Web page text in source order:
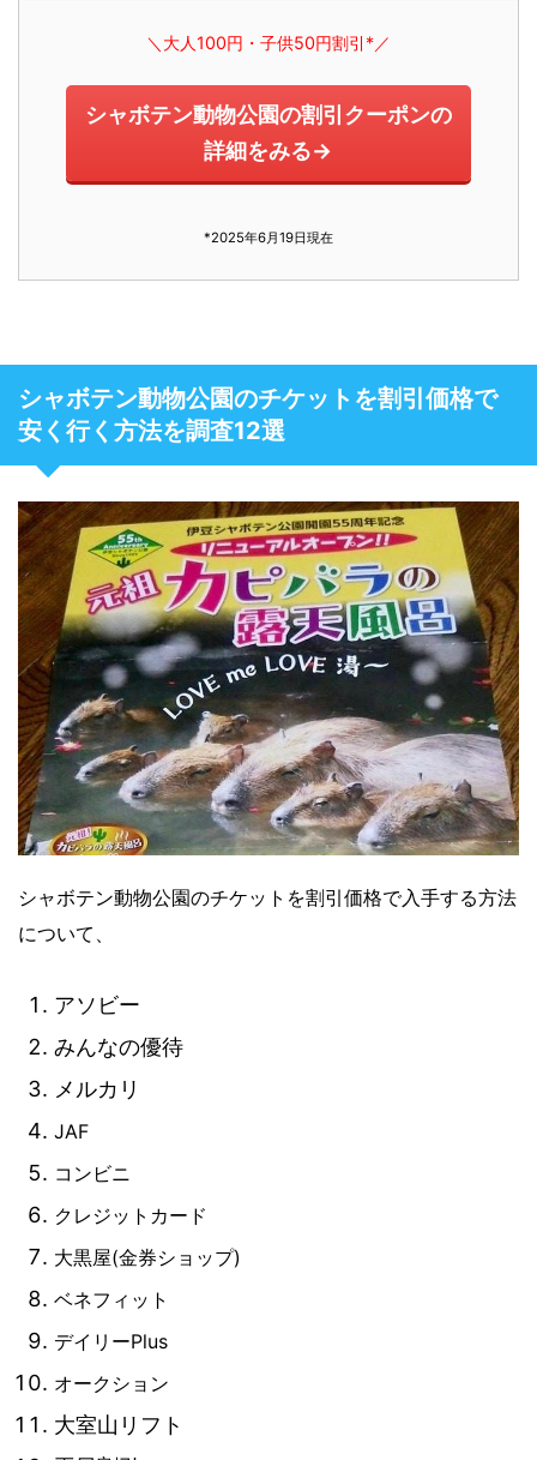
＼大人100円・子供50円割引*／
シャボテン動物公園の割引クーポンの
詳細をみる→
*2025年6月19日現在
シャボテン動物公園のチケットを割引価格で
安く行く方法を調査12選
シャボテン動物公園のチケットを割引価格で入手する方法
について、
アソビー
みんなの優待
メルカリ
JAF
コンビニ
クレジットカード
大黒屋(金券ショップ)
ベネフィット
デイリーPlus
オークション
大室山リフト